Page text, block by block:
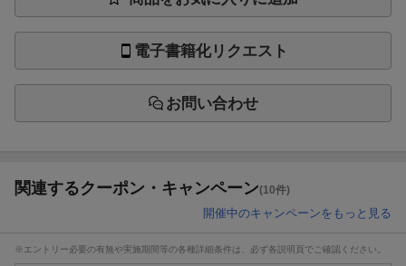
電子書籍化リクエスト
お問い合わせ
関連するクーポン・キャンペーン(10件)
開催中のキャンペーンをもっと見る
※エントリー必要の有無や実施期間等の各種詳細条件は、必ず各説明頁でご確認ください。